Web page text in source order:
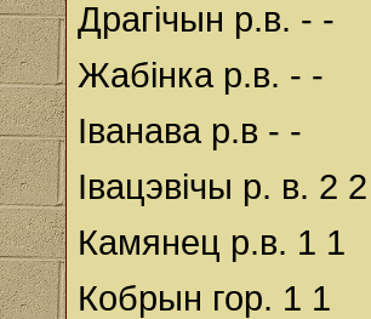
Драгічын р.в. - -
Жабінка р.в. - -
Іванава р.в - -
Івацэвічы р. в. 2 2
Камянец р.в. 1 1
Кобрын гор. 1 1